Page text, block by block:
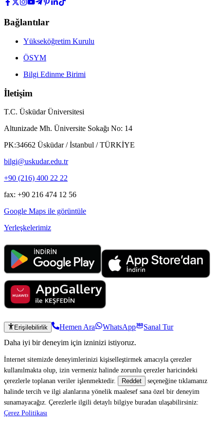
Bağlantılar
Yükseköğretim Kurulu
ÖSYM
Bilgi Edinme Birimi
İletişim
T.C. Üsküdar Üniversitesi
Altunizade Mh. Üniversite Sokağı No: 14
PK:34662 Üsküdar / İstanbul / TÜRKİYE
bilgi@uskudar.edu.tr
+90 (216) 400 22 22
fax: +90 216 474 12 56
Google Maps ile görüntüle
Yerleşkelerimiz
Erişilebilirlik Hemen Ara WhatsApp
Sanal Tur
Daha iyi bir deneyim için izninizi istiyoruz.
İnternet sitemizde deneyimlerinizi kişiselleştirmek amacıyla çerezler
kullanılmakta olup, izin vermeniz halinde zorunlu çerezler haricindeki
çerezlerle toplanan veriler işlenmektedir.
Reddet
seçeneğine tıklamanız
halinde tercih ve ilgi alanlarına yönelik maalesef sana özel bir deneyim
sunamayacağız. Çerezlerle ilgili detaylı bilgiye buradan ulaşabilirsiniz:
Çerez Politikası